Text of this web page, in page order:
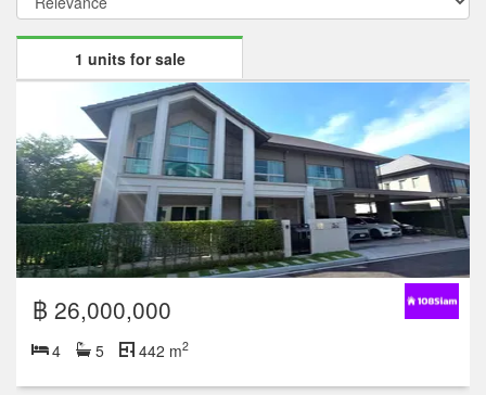
1 units for sale
฿ 26,000,000
4 5 442 m2